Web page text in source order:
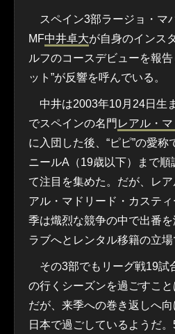
スペイン3部ラージョ・マ
MF中井卓大が自身のインス
ルフのコースデビューを報
ット”が反響を呼んでいる。
中井は2003年10月24日生
でスペインの名門 レアル・
に入団した後、“ピピ”の愛
ニールA（19歳以下）まで順
て注目を集めた。だが、レ
アル・マドリード・カステ
季は熾烈な競争の中で出番
ラブへとレンタル移籍の立場
その3部でもリーグ戦19試
の行くシーズンを過ごすこ
だが、来季への巻き返しへ
日本で過ごしているようだ